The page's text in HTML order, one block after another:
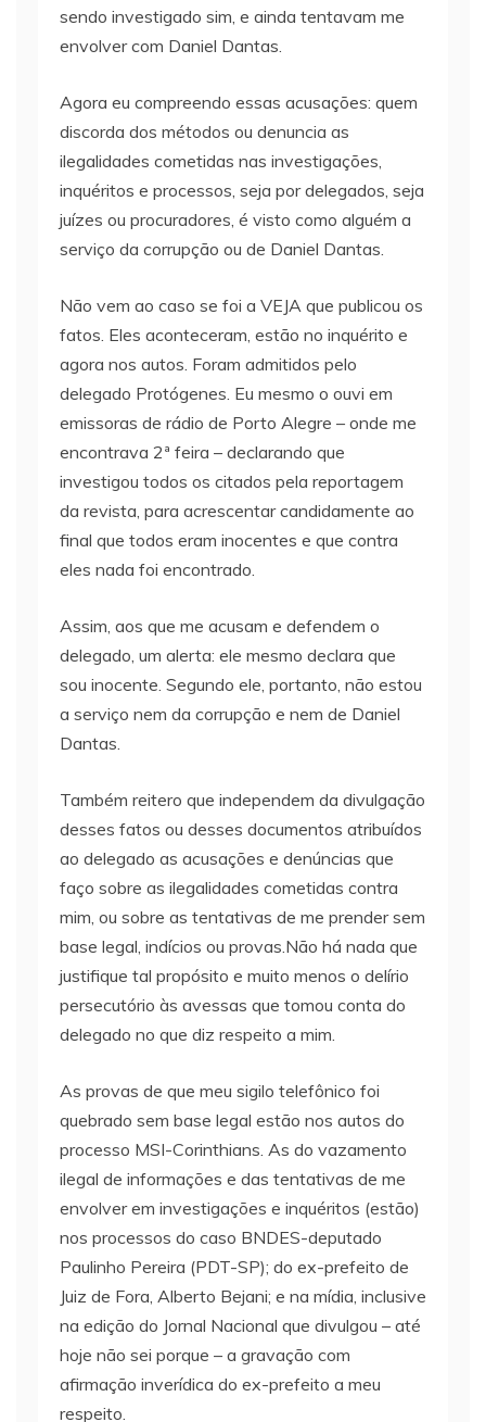
sendo investigado sim, e ainda tentavam me
envolver com Daniel Dantas.
Agora eu compreendo essas acusações: quem
discorda dos métodos ou denuncia as
ilegalidades cometidas nas investigações,
inquéritos e processos, seja por delegados, seja
juízes ou procuradores, é visto como alguém a
serviço da corrupção ou de Daniel Dantas.
Não vem ao caso se foi a VEJA que publicou os
fatos. Eles aconteceram, estão no inquérito e
agora nos autos. Foram admitidos pelo
delegado Protógenes. Eu mesmo o ouvi em
emissoras de rádio de Porto Alegre – onde me
encontrava 2ª feira – declarando que
investigou todos os citados pela reportagem
da revista, para acrescentar candidamente ao
final que todos eram inocentes e que contra
eles nada foi encontrado.
Assim, aos que me acusam e defendem o
delegado, um alerta: ele mesmo declara que
sou inocente. Segundo ele, portanto, não estou
a serviço nem da corrupção e nem de Daniel
Dantas.
Também reitero que independem da divulgação
desses fatos ou desses documentos atribuídos
ao delegado as acusações e denúncias que
faço sobre as ilegalidades cometidas contra
mim, ou sobre as tentativas de me prender sem
base legal, indícios ou provas.Não há nada que
justifique tal propósito e muito menos o delírio
persecutório às avessas que tomou conta do
delegado no que diz respeito a mim.
As provas de que meu sigilo telefônico foi
quebrado sem base legal estão nos autos do
processo MSI-Corinthians. As do vazamento
ilegal de informações e das tentativas de me
envolver em investigações e inquéritos (estão)
nos processos do caso BNDES-deputado
Paulinho Pereira (PDT-SP); do ex-prefeito de
Juiz de Fora, Alberto Bejani; e na mídia, inclusive
na edição do Jornal Nacional que divulgou – até
hoje não sei porque – a gravação com
afirmação inverídica do ex-prefeito a meu
respeito.